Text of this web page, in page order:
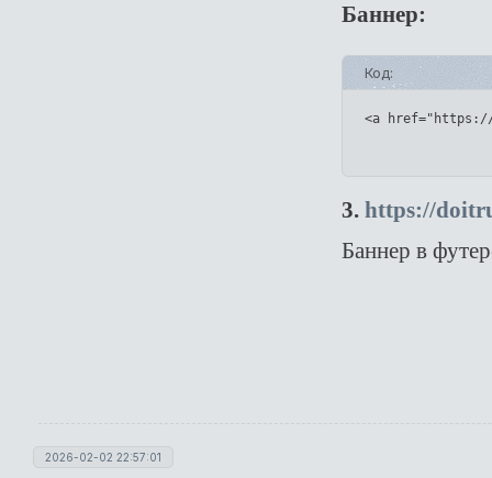
Баннер:
Код:
<a href="https://
3. https://
Баннер в
2026-02-02 22:57:01